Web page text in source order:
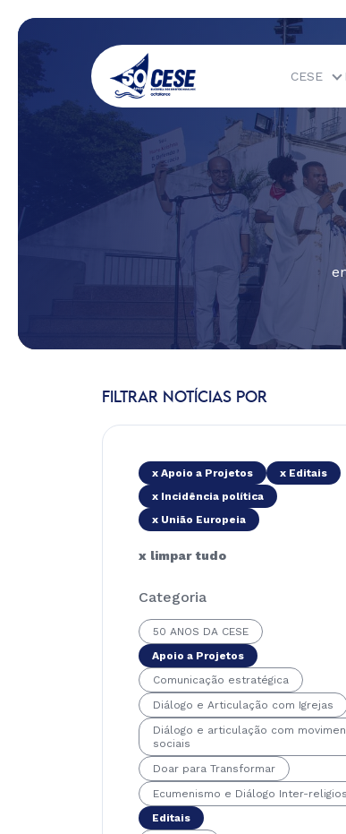
CESE
FILTRAR NOTÍCIAS POR
x Apoio a Projetos
x Editais
x Incidência política
x União Europeia
x limpar tudo
Categoria
50 ANOS DA CESE
Apoio a Projetos
Comunicação estratégica
Diálogo e Articulação com Igrejas
Diálogo e articulação com
sociais
Doar para Transformar
Ecumenismo e Diálogo Inter-
Editais